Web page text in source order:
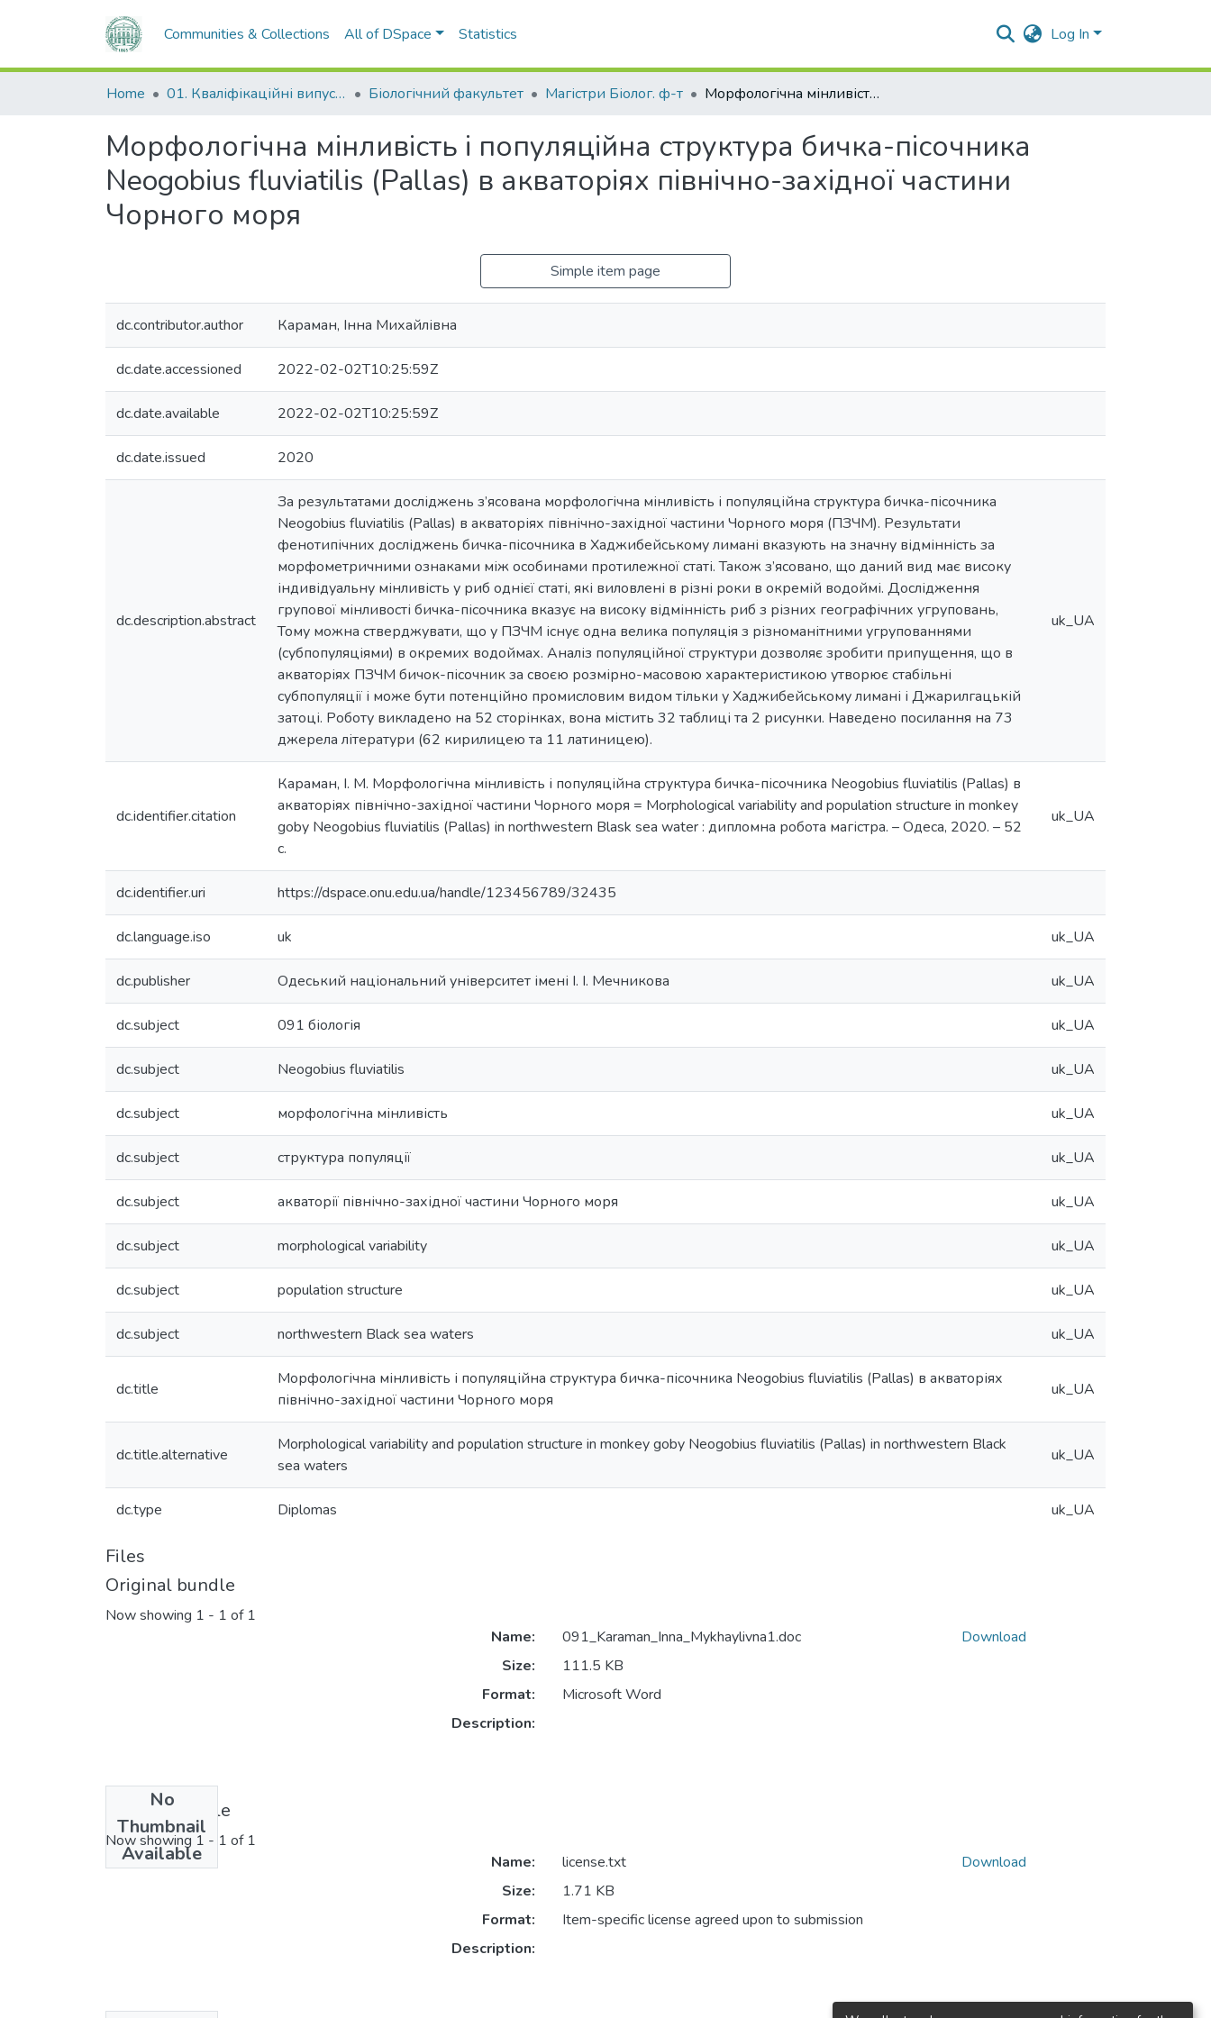
Communities & Collections All of DSpace Statistics Log In
Home 01. Кваліфікаційні випускні роботи здобувачів вищої освіти Біологічний факультет Магістри Біолог. ф-т Морфологічна мінливість і популяційна структура бичка-пісочника Neogobius fluviatilis (Pallas) в акваторіях північно-західної частини Чорного моря
Морфологічна мінливість і популяційна структура бичка-пісочника
Neogobius fluviatilis (Pallas) в акваторіях північно-західної частини
Чорного моря
Simple item page
dc.contributor.author Караман, Інна Михайлівна
dc.date.accessioned 2022-02-02T10:25:59Z
dc.date.available 2022-02-02T10:25:59Z
dc.date.issued 2020
dc.description.abstract
За результатами досліджень з’ясована морфологічна мінливість і популяційна структура бичка-пісочника
Neogobius fluviatilis (Pallas) в акваторіях північно-західної частини Чорного моря (ПЗЧМ). Результати
фенотипічних досліджень бичка-пісочника в Хаджибейському лимані вказують на значну відмінність за
морфометричними ознаками між особинами протилежної статі. Також з’ясовано, що даний вид має високу
індивідуальну мінливість у риб однієї статі, які виловлені в різні роки в окремій водоймі. Дослідження
групової мінливості бичка-пісочника вказує на високу відмінність риб з різних географічних угруповань,
Тому можна стверджувати, що у ПЗЧМ існує одна велика популяція з різноманітними угрупованнями
(субпопуляціями) в окремих водоймах. Аналіз популяційної структури дозволяє зробити припущення, що в
акваторіях ПЗЧМ бичок-пісочник за своєю розмірно-масовою характеристикою утворює стабільні
субпопуляції і може бути потенційно промисловим видом тільки у Хаджибейському лимані і Джарилгацькій
затоці. Роботу викладено на 52 сторінках, вона містить 32 таблиці та 2 рисунки. Наведено посилання на 73
джерела літератури (62 кирилицею та 11 латиницею).
uk_UA
dc.identifier.citation
Караман, І. М. Морфологічна мінливість і популяційна структура бичка-пісочника Neogobius fluviatilis (Pallas) в
акваторіях північно-західної частини Чорного моря = Morphological variability and population structure in monkey
goby Neogobius fluviatilis (Pallas) in northwestern Blask sea water : дипломна робота магістра. – Одеса, 2020. – 52
с.
uk_UA
dc.identifier.uri https://dspace.onu.edu.ua/handle/123456789/32435
dc.language.iso uk uk_UA
dc.publisher Одеський національний університет імені І. І. Мечникова uk_UA
dc.subject 091 біологія uk_UA
dc.subject Neogobius fluviatilis uk_UA
dc.subject морфологічна мінливість uk_UA
dc.subject структура популяції uk_UA
dc.subject акваторії північно-західної частини Чорного моря uk_UA
dc.subject morphological variability uk_UA
dc.subject population structure uk_UA
dc.subject northwestern Black sea waters uk_UA
dc.title
Морфологічна мінливість і популяційна структура бичка-пісочника Neogobius fluviatilis (Pallas) в акваторіях
північно-західної частини Чорного моря
uk_UA
dc.title.alternative
Morphological variability and population structure in monkey goby Neogobius fluviatilis (Pallas) in northwestern Black
sea waters
uk_UA
dc.type Diplomas uk_UA
Files
Original bundle
Now showing 1 - 1 of 1
No
Thumbnail
Available
Name:
091_Karaman_Inna_Mykhaylivna1.doc
Size:
111.5 KB
Format:
Microsoft Word
Description:
Download
License bundle
Now showing 1 - 1 of 1
Name:
license.txt
Size:
1.71 KB
Format:
Item-specific license agreed upon to submission
Description:
Download